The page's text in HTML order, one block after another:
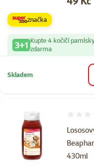
značka
3+1 Kupte 4 kočičí
zdarma
Skladem
430ml